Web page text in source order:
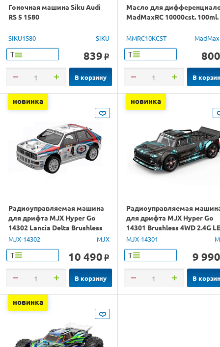
Гоночная машина Siku Audi
RS 5 1580
SIKU1580 SIKU
Т 839 o
В корзину
Масло для
MadMaxRC 10000cst. 100ml.
MMRC10KCST
Т 800
В
новинка
Радиоуправляемая машина
для дрифта MJX Hyper Go
14302 Lancia Delta Brushless
4WD 2.4G LED 1/14 RTR
MJX-14302 MJX
Т 10 490 o
В корзину
новинка
Радиоуправляемая
для дрифта MJX Hyper Go
14301 Brushless 4WD 2.4G
1/14 RTR
MJX-14301
Т 9 990
В
новинка